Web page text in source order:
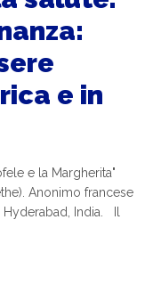
e in
e la Margherita"
Anonimo francese
India. Il